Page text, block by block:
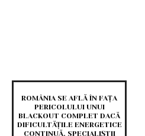
ROMÂNIA SE AFLĂ ÎN FAȚA
PERICOLULUI UNUI
BLACKOUT COMPLET DACĂ
DIFICULTĂȚILE ENERGETICE
CONTINUĂ. SPECIALIȘTII